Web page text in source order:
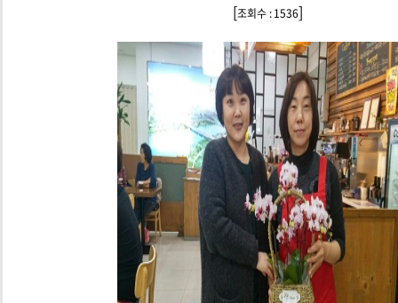
[조회수 : 1536]